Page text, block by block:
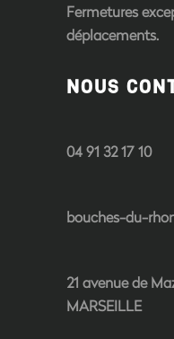
Fermetures
déplacements.
NOUS
04 91 32 17 10
bouches-du-
21 avenue de
MARSEILLE